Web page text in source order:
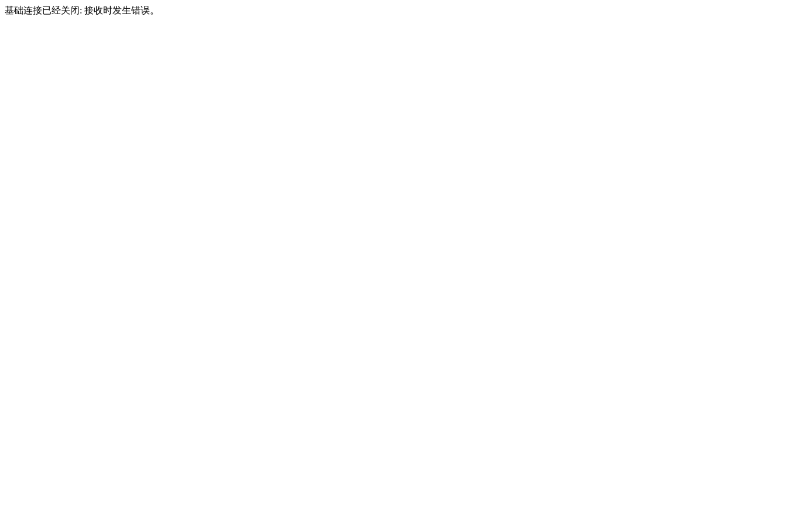
基础连接已经关闭: 接收时发生错误。